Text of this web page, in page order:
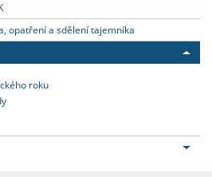
opatření a sdělení tajemníka
roku